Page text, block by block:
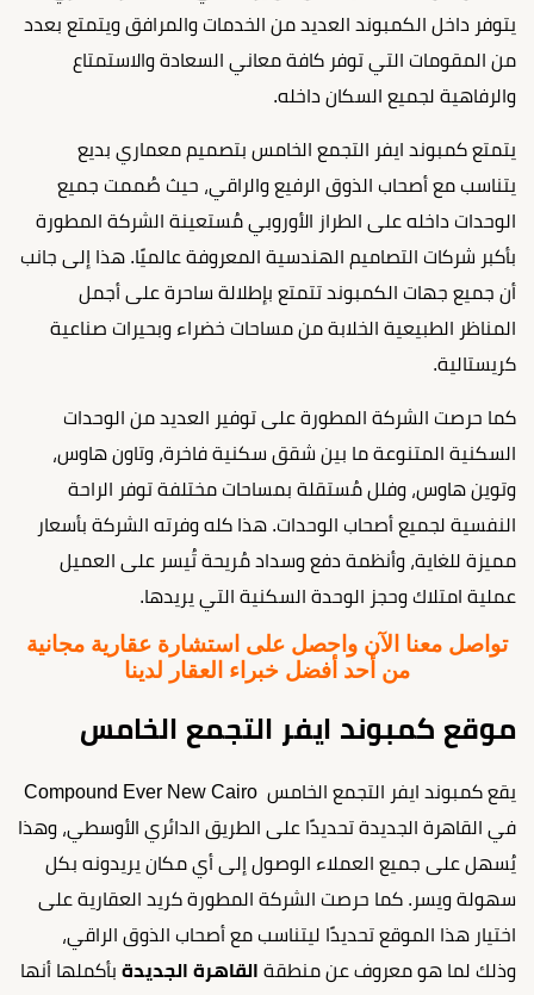
يتوفر داخل الكمبوند العديد من الخدمات والمرافق ويتمتع بعدد
من المقومات التي توفر كافة معاني السعادة والاستمتاع
والرفاهية لجميع السكان داخله.
يتمتع كمبوند ايفر التجمع الخامس بتصميم معماري بديع
يتناسب مع أصحاب الذوق الرفيع والراقي، حيث صُممت جميع
الوحدات داخله على الطراز الأوروبي مُستعينة الشركة المطورة
بأكبر شركات التصاميم الهندسية المعروفة عالميًا. هذا إلى جانب
أن جميع جهات الكمبوند تتمتع بإطلالة ساحرة على أجمل
المناظر الطبيعية الخلابة من مساحات خضراء وبحيرات صناعية
كريستالية.
كما حرصت الشركة المطورة على توفير العديد من الوحدات
السكنية المتنوعة ما بين شقق سكنية فاخرة، وتاون هاوس،
وتوين هاوس، وفلل مُستقلة بمساحات مختلفة توفر الراحة
النفسية لجميع أصحاب الوحدات. هذا كله وفرته الشركة بأسعار
مميزة للغاية، وأنظمة دفع وسداد مُريحة تُيسر على العميل
عملية امتلاك وحجز الوحدة السكنية التي يريدها.
تواصل معنا الآن واحصل على استشارة عقارية مجانية
من أحد أفضل خبراء العقار لدينا
موقع كمبوند ايفر التجمع الخامس
يقع كمبوند ايفر التجمع الخامس Compound Ever New Cairo
في القاهرة الجديدة تحديدًا على الطريق الدائري الأوسطي، وهذا
يُسهل على جميع العملاء الوصول إلى أي مكان يريدونه بكل
سهولة ويسر. كما حرصت الشركة المطورة كريد العقارية على
اختيار هذا الموقع تحديدًا ليتناسب مع أصحاب الذوق الراقي،
وذلك لما هو معروف عن منطقة القاهرة الجديدة بأكملها أنها